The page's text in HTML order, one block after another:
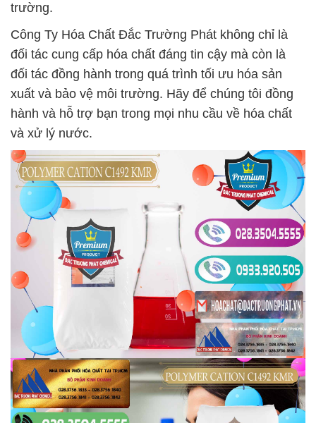
trường.
Công Ty Hóa Chất Đắc Trường Phát không chỉ là
đối tác cung cấp hóa chất đáng tin cậy mà còn là
đối tác đồng hành trong quá trình tối ưu hóa sản
xuất và bảo vệ môi trường. Hãy để chúng tôi đồng
hành và hỗ trợ bạn trong mọi nhu cầu về hóa chất
và xử lý nước.